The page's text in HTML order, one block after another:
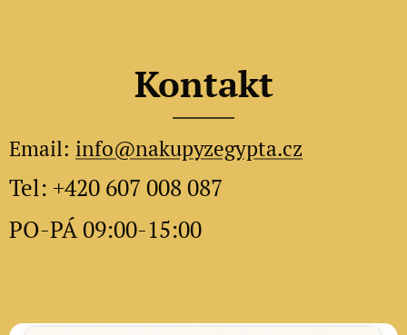
Kontakt
Email: info@nakupyzegypta.cz
Tel: +420 607 008 087
PO-PÁ 09:00-15:00